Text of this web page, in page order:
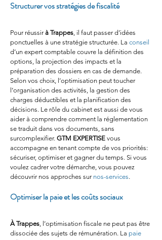
Structurer vos stratégies de fiscalité
Pour réussir à Trappes, il faut passer d’idées
ponctuelles à une stratégie structurée. La conseil
d’un expert comptable couvre la définition des
options, la projection des impacts et la
préparation des dossiers en cas de demande.
Selon vos choix, l’optimisation peut toucher
l’organisation des activités, la gestion des
charges déductibles et la planification des
décisions. Le rôle du cabinet est aussi de vous
aider à comprendre comment la réglementation
se traduit dans vos documents, sans
surcomplexifier. GTM EXPERTISE vous
accompagne en tenant compte de vos priorités:
sécuriser, optimiser et gagner du temps. Si vous
voulez cadrer votre démarche, vous pouvez
découvrir nos approches sur nos-services.
Optimiser la paie et les coûts sociaux
À Trappes, l’optimisation fiscale ne peut pas être
dissociée des sujets de rémunération. La paie